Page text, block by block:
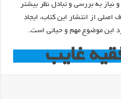
به بررسی و تبادل نظر بیشتر
از انتشار این کتاب، ایجاد
این موضوع مهم و حیاتی است.
غایب